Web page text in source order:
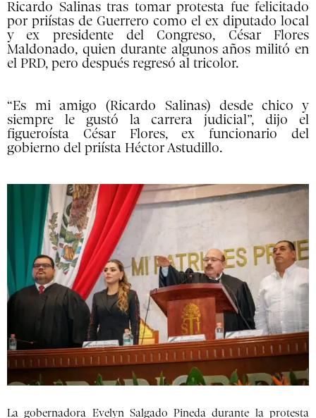
Ricardo Salinas tras tomar protesta fue felicitado
por priístas de Guerrero como el ex diputado local
y ex presidente del Congreso, César Flores
Maldonado, quien durante algunos años militó en
el PRD, pero después regresó al tricolor.
“Es mi amigo (Ricardo Salinas) desde chico y
siempre le gustó la carrera judicial”, dijo el
figueroísta César Flores, ex funcionario del
gobierno del priísta Héctor Astudillo.
La gobernadora Evelyn Salgado Pineda durante la protesta